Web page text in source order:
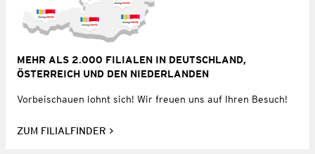
MEHR ALS 2.000 FILIALEN IN DEUTSCHLAND,
ÖSTERREICH UND DEN NIEDERLANDEN
Vorbeischauen lohnt sich! Wir freuen uns auf Ihren Besuch!
ZUM FILIALFINDER